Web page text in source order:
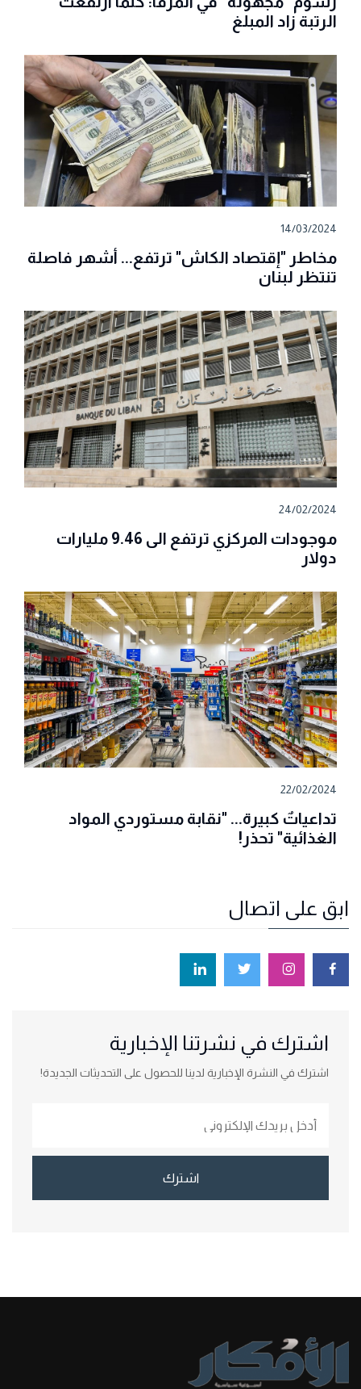
الرتبة زاد المبلغ
14/03/2024
مخاطر "إقتصاد الكاش" ترتفع... أشهر فاصلة
تنتظر لبنان
24/02/2024
موجودات المركزي ترتفع الى 9.46 مليارات
دولار
22/02/2024
تداعياتٌ كبيرة... "نقابة مستوردي المواد
الغذائية" تحذر!
ابق على اتصال
اشترك في نشرتنا الإخبارية
اشترك في النشرة الإخبارية لدينا للحصول على التحديثات الجديدة!
اشترك